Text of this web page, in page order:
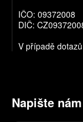
IČO: 09372008
DIČ:
V případě
Napište nám